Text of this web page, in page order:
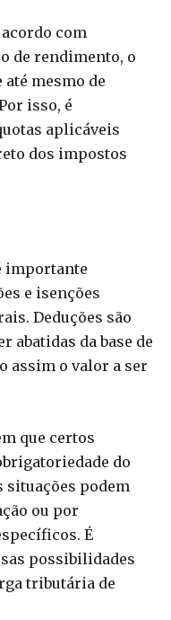
com
de rendimento, o
mesmo de
isso, é
aplicáveis
dos impostos
importante
e isenções
Deduções são
abatidas da base de
assim o valor a ser
que certos
do
situações podem
ou por
É
possibilidades
tributária de